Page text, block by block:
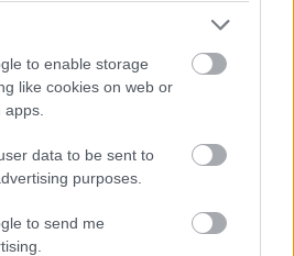
to enable storage
like cookies on web or
data to be sent to
purposes.
to send me
a nyitányon